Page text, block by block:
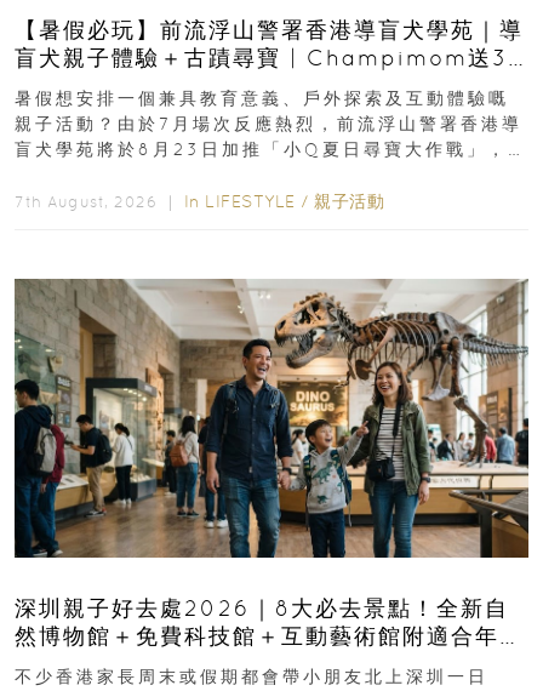
【暑假必玩】前流浮山警署香港導盲犬學苑｜導
盲犬親子體驗＋古蹟尋寶 | Champimom送3
組免費名額
暑假想安排一個兼具教育意義、戶外探索及互動體驗嘅
親子活動？由於7月場次反應熱烈，前流浮山警署香港導
盲犬學苑將於8月23日加推「小Q夏日尋寶大作戰」，家
7th August, 2026 ｜ In LIFESTYLE / 親子活動
深圳親子好去處2026｜8大必去景點！全新自
然博物館＋免費科技館＋互動藝術館附適合年
齡、交通、門票、開放時間
不少香港家長周末或假期都會帶小朋友北上深圳一日